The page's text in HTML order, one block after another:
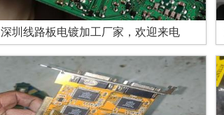
深圳线路板电镀加工厂家，欢迎来电